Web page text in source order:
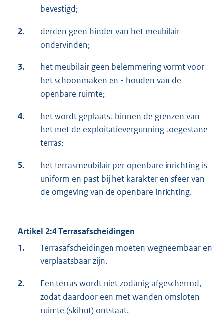
bevestigd;
2.
derden geen hinder van het meubilair
ondervinden;
3.
het meubilair geen belemmering vormt voor
het schoonmaken en - houden van de
openbare ruimte;
4.
het wordt geplaatst binnen de grenzen van
het met de exploitatievergunning toegestane
terras;
5.
het terrasmeubilair per openbare inrichting is
uniform en past bij het karakter en sfeer van
de omgeving van de openbare inrichting.
Artikel 2:4 Terrasafscheidingen
1.
Terrasafscheidingen moeten wegneembaar en
verplaatsbaar zijn.
2.
Een terras wordt niet zodanig afgeschermd,
zodat daardoor een met wanden omsloten
ruimte (skihut) ontstaat.